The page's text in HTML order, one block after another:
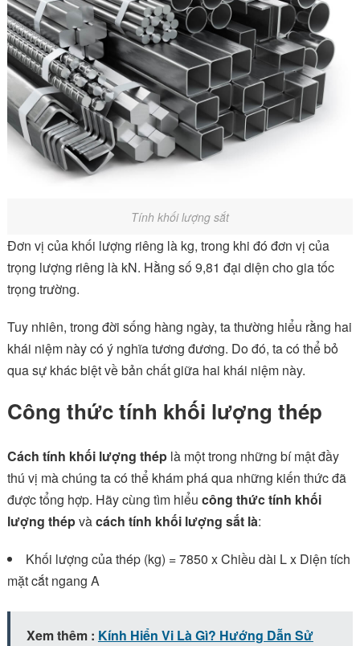
Tính khối lượng sắt
Đơn vị của khối lượng riêng là kg, trong khi đó đơn vị của
trọng lượng riêng là kN. Hằng số 9,81 đại diện cho gia tốc
trọng trường.
Tuy nhiên, trong đời sống hàng ngày, ta thường hiểu rằng hai
khái niệm này có ý nghĩa tương đương. Do đó, ta có thể bỏ
qua sự khác biệt về bản chất giữa hai khái niệm này.
Công thức tính khối lượng thép
Cách tính khối lượng théplà một trong những bí mật đầy
thú vị mà chúng ta có thể khám phá qua những kiến thức đã
được tổng hợp. Hãy cùng tìm hiểu công thức tính khối
lượng thépvàcách tính khối lượng sắt là:
Khối lượng của thép (kg) = 7850 x Chiều dài L x Diện tích
mặt cắt ngang A
Xem thêm : Kính Hiển Vi Là Gì? Hướng Dẫn Sử